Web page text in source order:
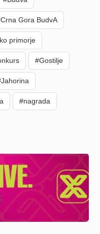
Gora BudvA
primorje
#Gostilje
#nagrada